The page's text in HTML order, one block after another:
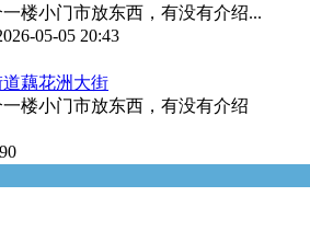
楼小门市放东西，有没有介绍...
05-05 20:43
藕花洲大街
楼小门市放东西，有没有介绍